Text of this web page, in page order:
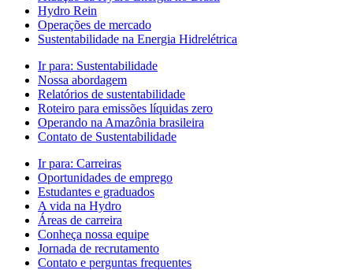
Hydro Rein
Operações de mercado
Sustentabilidade na Energia Hidrelétrica
Ir para: Sustentabilidade
Nossa abordagem
Relatórios de sustentabilidade
Roteiro para emissões líquidas zero
Operando na Amazônia brasileira
Contato de Sustentabilidade
Ir para: Carreiras
Oportunidades de emprego
Estudantes e graduados
A vida na Hydro
Áreas de carreira
Conheça nossa equipe
Jornada de recrutamento
Contato e perguntas frequentes